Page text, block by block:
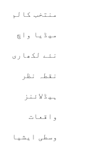
منتخب کالم
میڈیا واچ
نئے لکھاری
نقطہ نظر
ہیڈلائنز
واقعات
وسطی ایشیا